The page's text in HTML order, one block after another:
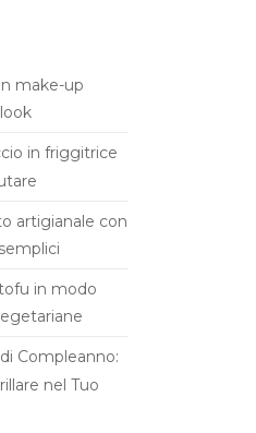
make-up
in friggitrice
artigianale con
in modo
Compleanno:
nel Tuo